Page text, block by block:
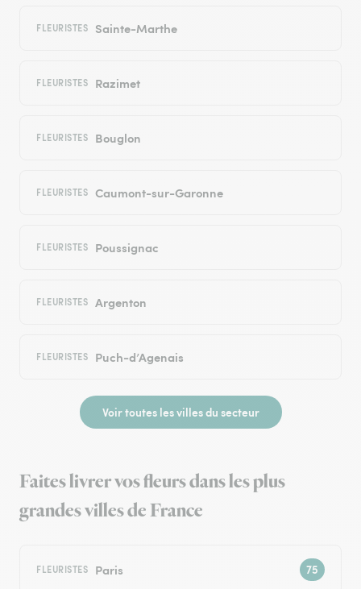
FLEURISTES Sainte-Marthe
FLEURISTES Razimet
FLEURISTES Bouglon
FLEURISTES Caumont-sur-Garonne
FLEURISTES Poussignac
FLEURISTES Argenton
FLEURISTES Puch-d’Agenais
Voir toutes les villes du secteur
Faites livrer vos fleurs dans les plus
grandes villes de France
FLEURISTES Paris